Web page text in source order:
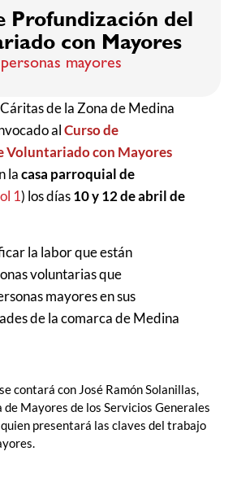
Profundización del
con Mayores
mayores
de la Zona de Medina
alCurso de
Voluntariado con Mayores
lacasa parroquial de
1) los días10 y 12 de abril de
la labor que están
voluntarias que
mayores en sus
de la comarca de Medina
contará con José Ramón Solanillas,
Mayores de los Servicios Generales
presentará las claves del trabajo